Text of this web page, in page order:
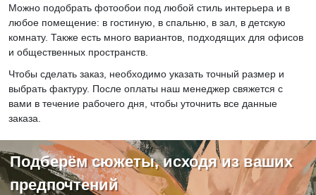
Можно подобрать фотообои под любой стиль интерьера и в
любое помещение: в гостиную, в спальню, в зал, в детскую
комнату. Также есть много вариантов, подходящих для офисов
и общественных пространств.
Чтобы сделать заказ, необходимо указать точный размер и
выбрать фактуру. После оплаты наш менеджер свяжется с
вами в течение рабочего дня, чтобы уточнить все данные
заказа.
Подберём сюжеты, исходя из ваших
предпочтений